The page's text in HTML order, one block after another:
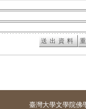
臺灣大學文學院佛